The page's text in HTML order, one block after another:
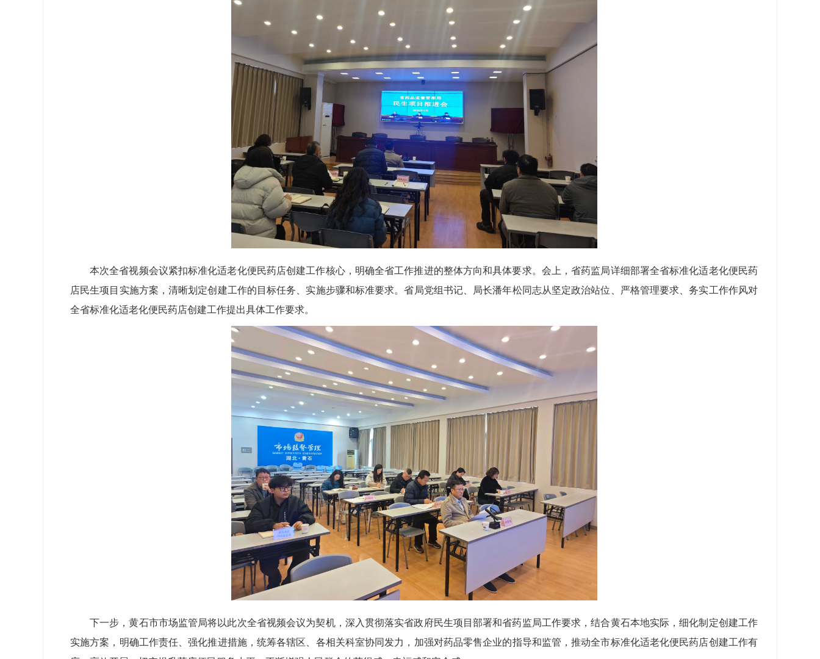
本次全省视频会议紧扣标准化适老化便民药店创建工作核心，明确全省工作推进的整体方向和具体要求。会上，省药监局详细部署全省标准化适老化便民药
店民生项目实施方案，清晰划定创建工作的目标任务、实施步骤和标准要求。省局党组书记、局长潘年松同志从坚定政治站位、严格管理要求、务实工作作风对
全省标准化适老化便民药店创建工作提出具体工作要求。
下一步，黄石市市场监管局将以此次全省视频会议为契机，深入贯彻落实省政府民生项目部署和省药监局工作要求，结合黄石本地实际，细化制定创建工作
实施方案，明确工作责任、强化推进措施，统筹各辖区、各相关科室协同发力，加强对药品零售企业的指导和监管，推动全市标准化适老化便民药店创建工作有